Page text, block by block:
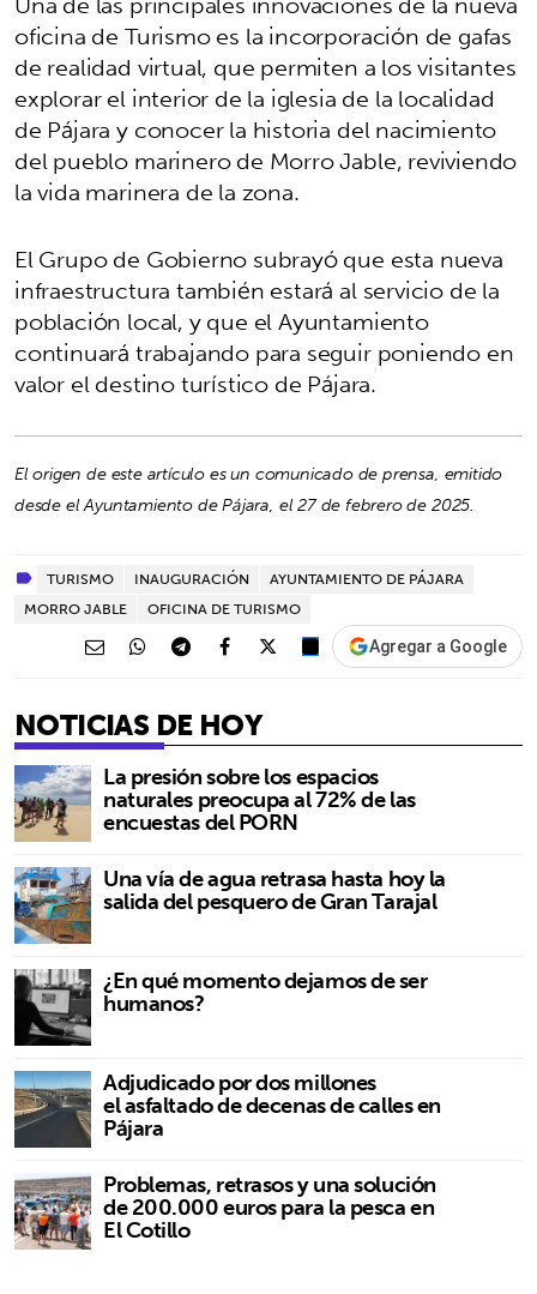
oficina de Turismo es la incorporación de gafas
de realidad virtual, que permiten a los visitantes
explorar el interior de la iglesia de la localidad
de Pájara y conocer la historia del nacimiento
del pueblo marinero de Morro Jable, reviviendo
la vida marinera de la zona.
El Grupo de Gobierno subrayó que esta nueva
infraestructura también estará al servicio de la
población local, y que el Ayuntamiento
continuará trabajando para seguir poniendo en
valor el destino turístico de Pájara.
El origen de este artículo es un comunicado de prensa, emitido
desde el Ayuntamiento de Pájara, el 27 de febrero de 2025.
TURISMO INAUGURACIÓN
AYUNTAMIENTO DE PÁJARA
MORRO JABLE
OFICINA DE TURISMO
Agregar a Google
NOTICIAS DE HOY
La presión sobre los espacios
naturales preocupa al 72% de las
encuestas del PORN
Una vía de agua retrasa hasta hoy la
salida del pesquero de Gran Tarajal
¿En qué momento dejamos de ser
humanos?
Adjudicado por dos millones
el asfaltado de decenas de calles en
Pájara
Problemas, retrasos y una solución
de 200.000 euros para la pesca en
El Cotillo